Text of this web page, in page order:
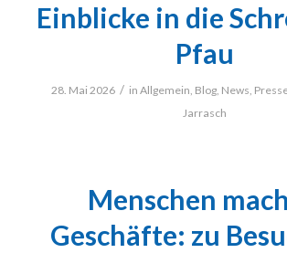
Einblicke in die
Pfau
28. Mai 2026 / in Allgemein, Blog, News,
Jarrasch
Menschen
Geschäfte: zu